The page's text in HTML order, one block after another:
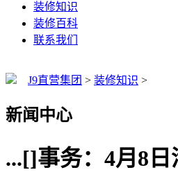
装修知识
装修百科
联系我们
J9直营集团 > 装修知识 >
新闻中心
...[]事务：4月8日